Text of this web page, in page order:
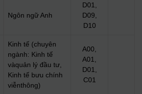
Ngôn ngữ Anh
D01,
D09,
D10
Kinh tế (chuyên
ngành: Kinh tế
vàquản lý đầu tư,
Kinh tế bưu chính
viễnthông)
A00,
A01,
D01,
C01